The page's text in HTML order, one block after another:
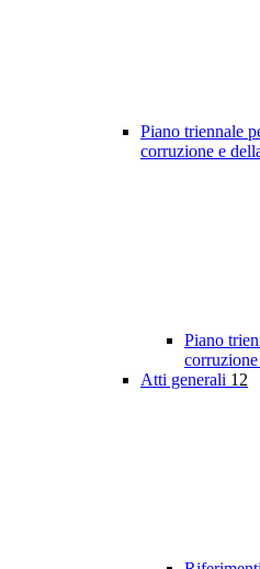
Piano triennale
corruzione e
Piano
Atti generali 12